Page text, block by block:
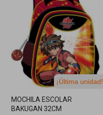
¡Última unidad!
MOCHILA ESCOLAR
BAKUGAN 32CM